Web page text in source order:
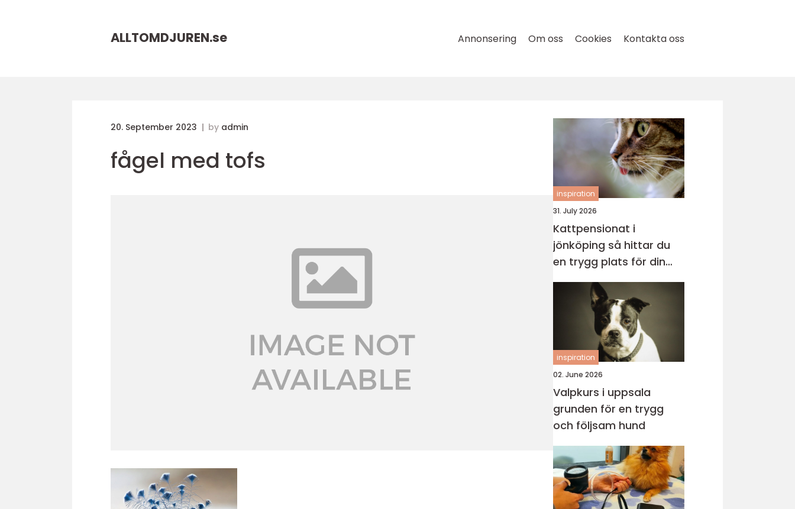
ALLTOMDJUREN.se Annonsering Om oss Cookies Kontakta oss
20. September 2023 by admin
fågel med tofs
inspiration
31. July 2026
Kattpensionat i
jönköping så hittar du
en trygg plats för din
katt
inspiration
02. June 2026
Valpkurs i uppsala
grunden för en trygg
och följsam hund